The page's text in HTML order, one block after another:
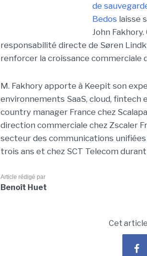
de
Bedos laisse
John
responsabilité directe de Søren
renforcer la croissance commerciale
M. Fakhory apporte à Keepit son
environnements SaaS, cloud, fintech
country manager France chez
direction commerciale chez Zscaler
secteur des communications
trois ans et chez SCT Telecom
Article rédigé par
Benoît Huet
Cet